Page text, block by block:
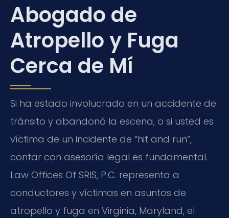
Abogado de
Atropello y Fuga
Cerca de Mí
Si ha estado involucrado en un accidente de
tránsito y abandonó la escena, o si usted es
víctima de un incidente de “hit and run”,
contar con asesoría legal es fundamental.
Law Offices Of SRIS, P.C. representa a
conductores y víctimas en asuntos de
atropello y fuga en Virginia, Maryland, el